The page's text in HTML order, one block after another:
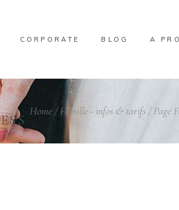
CORPORATE BLOG A
Home/Famille - infos & tarifs/Page